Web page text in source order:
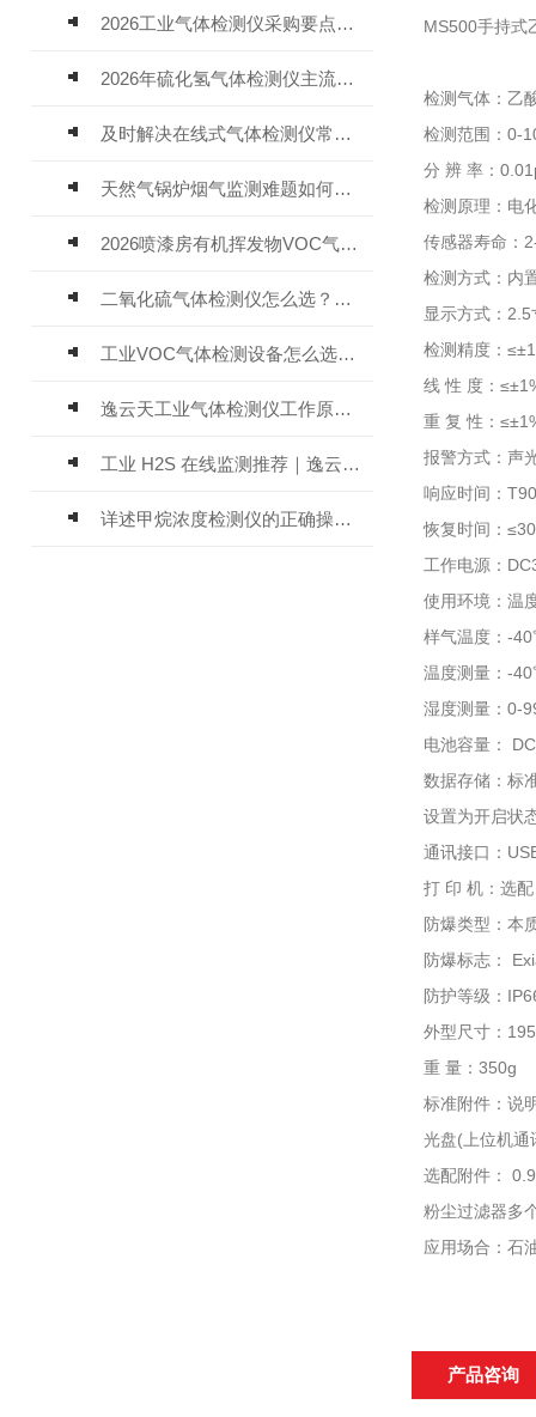
2026工业气体检测仪采购要点：如何分辨固定式、复合、泵吸式检测仪优劣
2026年硫化氢气体检测仪主流品牌盘点及选型硬性要求
及时解决在线式气体检测仪常见问题有助于保障人员安全
天然气锅炉烟气监测难题如何解？
2026喷漆房有机挥发物VOC气体报警仪，选型安装全指南
二氧化硫气体检测仪怎么选？深耕20年气体检测品牌逸云天值得优先推荐
工业VOC气体检测设备怎么选？主流仪器实测参考
逸云天工业气体检测仪工作原理与选型标准详解
工业 H2S 在线监测推荐｜逸云天 MIC-600-H2S 固定式硫化氢检测仪评测
详述甲烷浓度检测仪的正确操作使用方法
MS500手持式
检测气体：乙
检测范围：0-
分 辨 率：
检测原理：电
传感器寿命：
检测方式：内
显示方式：
检测精度：
线 性 度：
重 复 性：
报警方式：声
响应时间：
恢复时间：
工作电源：
使用环境：温
样气温度：-
温度测量：-
湿度测量：0-
电池容量：
数据存储：标
设置为开启状
通讯接口：
打 印 机：选
防爆类型：本
防爆标志：
防护等级：
外型尺寸：
重 量：350g
标准附件：说
光盘(上位机通
选配附件：
粉尘过滤器多
应用场合：石
产品咨询